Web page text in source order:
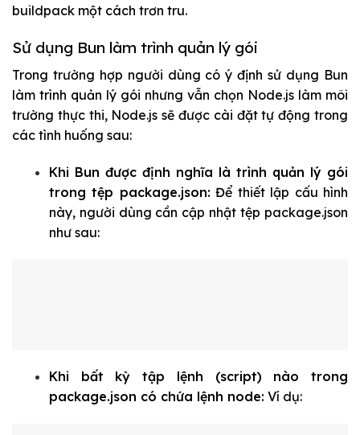
buildpack một cách trơn tru.
Sử dụng Bun làm trình quản lý gói
Trong trường hợp người dùng có ý định sử dụng Bun
làm trình quản lý gói nhưng vẫn chọn Node.js làm môi
trường thực thi, Node.js sẽ được cài đặt tự động trong
các tình huống sau:
Khi Bun được định nghĩa là trình quản lý gói
trong tệp package.json: Để thiết lập cấu hình
này, người dùng cần cập nhật tệp package.json
như sau:
Khi bất kỳ tập lệnh (script) nào trong
package.json có chứa lệnh node: Ví dụ: